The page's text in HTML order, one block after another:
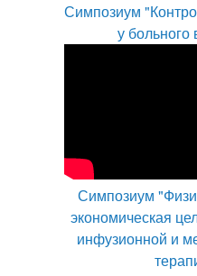
Симпозиум
у
Симпозиум
экономическая
инфузионной и